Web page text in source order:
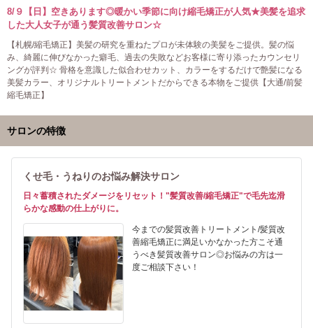
8/９【日】空きあります◎暖かい季節に向け縮毛矯正が人気★美髪を追求
した大人女子が通う髪質改善サロン☆
【札幌/縮毛矯正】美髪の研究を重ねたプロが未体験の美髪をご提供。髪の悩
み、綺麗に伸びなかった癖毛、過去の失敗などお客様に寄り添ったカウンセリ
ングが評判☆ 骨格を意識した似合わせカット、カラーをするだけで艶髪になる
美髪カラー、オリジナルトリートメントだからできる本物をご提供【大通/前髪
縮毛矯正】
サロンの特徴
くせ毛・うねりのお悩み解決サロン
日々蓄積されたダメージをリセット！"髪質改善/縮毛矯正"で毛先迄滑
らかな感動の仕上がりに。
今までの髪質改善トリートメント/髪質改
善縮毛矯正に満足いかなかった方こそ通
うべき髪質改善サロン◎お悩みの方は一
度ご相談下さい！